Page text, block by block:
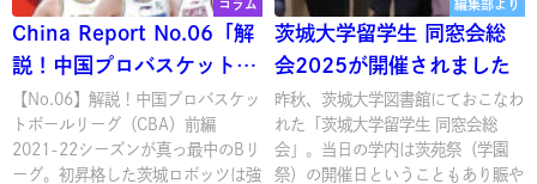
コラム
China Report No.06「解
説！中国プロバスケットボ
ールリーグ（CBA）前編」
【No.06】解説！中国プロバスケッ
トボールリーグ（CBA）前編
2021-22シーズンが真っ最中のBリ
ーグ。初昇格した茨城ロボッツは強
編集部より
茨城大学留学生 同窓会総
会2025が開催されました
昨秋、茨城大学図書館にておこなわ
れた「茨城大学留学生 同窓会総
会」。当日の学内は茨苑祭（学園
祭）の開催日ということもあり賑や